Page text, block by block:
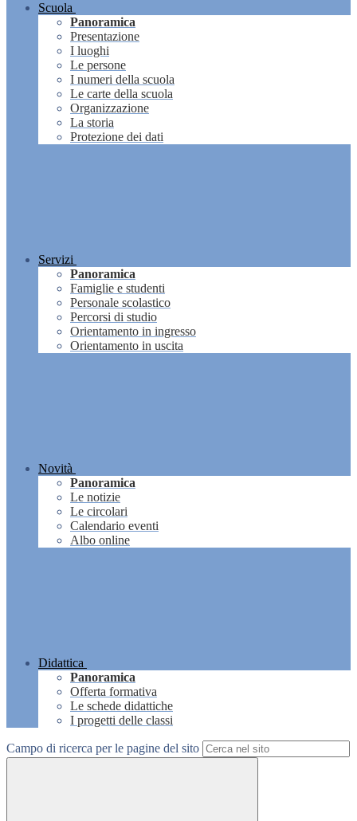
Scuola
Panoramica
Presentazione
I luoghi
Le persone
I numeri della scuola
Le carte della scuola
Organizzazione
La storia
Protezione dei dati
Servizi
Panoramica
Famiglie e studenti
Personale scolastico
Percorsi di studio
Orientamento in ingresso
Orientamento in uscita
Novità
Panoramica
Le notizie
Le circolari
Calendario eventi
Albo online
Didattica
Panoramica
Offerta formativa
Le schede didattiche
I progetti delle classi
Campo di ricerca per le pagine del sito